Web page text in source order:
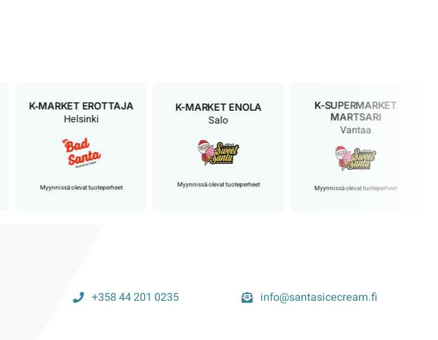
K‑MARKET EROTTAJA
Helsinki
Myynnissä olevat tuoteperheet
K-MARKET ENOLA
Salo
Myynnissä olevat tuoteperheet
K-SUPERMARKET
MARTSARI
Vantaa
Myynnissä olevat tuoteperheet
+358 44 201 0235 info@santasicecream.fi